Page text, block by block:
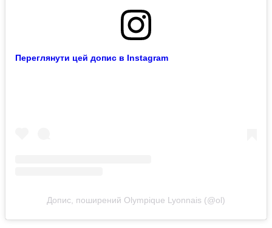
Переглянути цей допис в Instagram
Допис, поширений Olympique Lyonnais (@ol)